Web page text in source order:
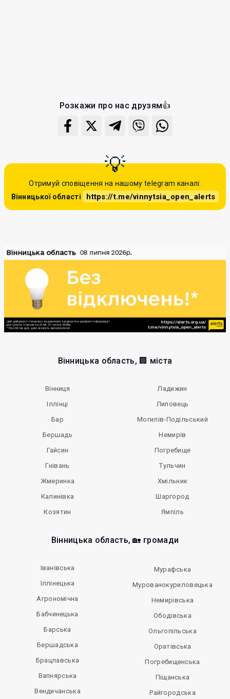
Розкажи про нас друзям👍
Отримуй сповіщення на нашому telegram каналі:
Вінницької області
https://t.me/vinnytsia_open_alerts
Вінницька область, 🏢 міста
Вінниця
Іллінці
Бар
Бершадь
Гайсин
Гнівань
Жмеринка
Калинівка
Козятин
Ладижин
Липовець
Могилів-Подільський
Немирів
Погребище
Тульчин
Хмільник
Шаргород
Ямпіль
Вінницька область, 🏡 громади
Іванівська
Іллінецька
Агрономічна
Бабчинецька
Барська
Бершадська
Брацлавська
Вапнярська
Вендичанська
Мурафська
Мурованокуриловецька
Немирівська
Ободівська
Ольгопільська
Оратівська
Погребищенська
Піщанська
Райгородська